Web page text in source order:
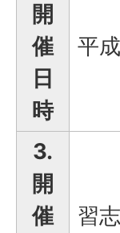
開
催
日
時
平
3.
開
催
習